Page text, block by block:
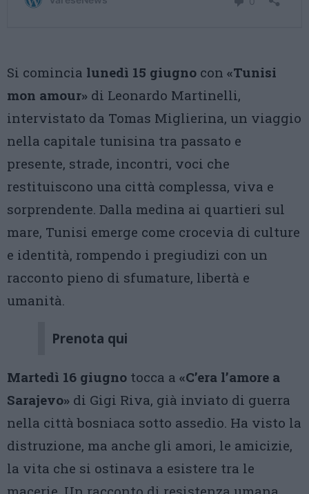
Si comincia lunedì 15 giugno con «Tunisi
mon amour» di Leonardo Martinelli,
intervistato da Tomas Miglierina, un viaggio
nella capitale tunisina tra passato e
presente, strade, incontri, voci che
restituiscono una città complessa, viva e
sorprendente. Dalla medina ai quartieri sul
mare, Tunisi emerge come crocevia di culture
e identità, rompendo i pregiudizi con un
racconto pieno di sfumature, libertà e
umanità.
Prenota qui
Martedì 16 giugno tocca a «C’era l’amore a
Sarajevo» di Gigi Riva, già inviato di guerra
nella città bosniaca sotto assedio. Ha visto la
distruzione, ma anche gli amori, le amicizie,
la vita che si ostinava a esistere tra le